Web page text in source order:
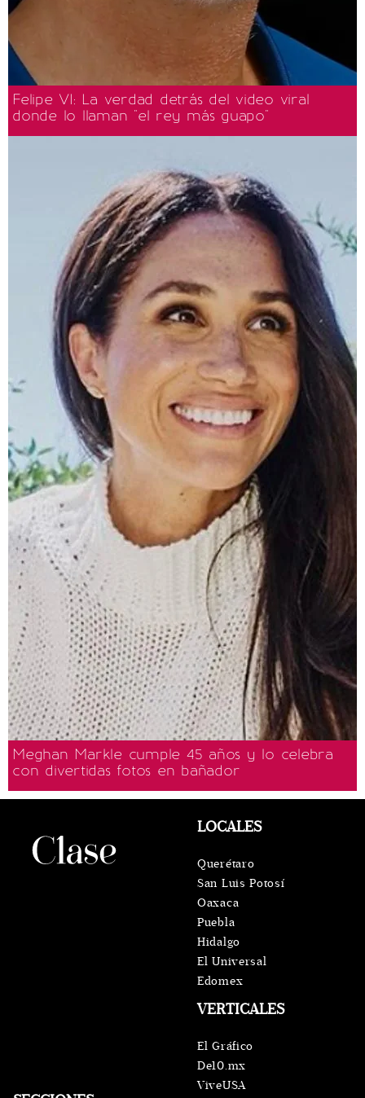
Felipe VI: La verdad detrás del video viral
donde lo llaman "el rey más guapo"
Meghan Markle cumple 45 años y lo celebra
con divertidas fotos en bañador
VERTICALES
El Gráfico
De10.mx
ViveUSA
LOCALES
Querétaro
San Luis Potosí
Oaxaca
Puebla
Hidalgo
El Universal
Edomex